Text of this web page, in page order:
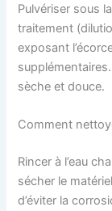
Pulvériser sous
traitement
exposant
sèche et douce.
Comment
Rincer à l’eau
sécher le
d’éviter la